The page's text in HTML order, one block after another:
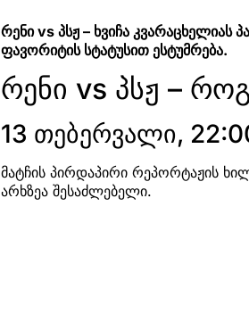
რენი vs პსჟ – ხვიჩა
ფავორიტის სტატუსით ესტუმრება.
რენი vs პსჟ –
13 თებერვალი,
მატჩის პირდაპირი რეპორტაჟის
არხზეა შესაძლებელი.